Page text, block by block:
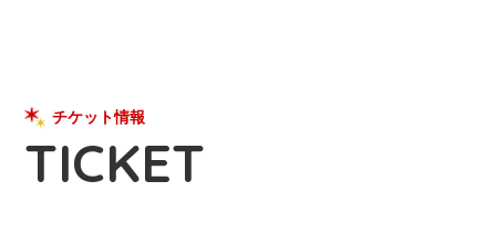
チケット情報
TICKET